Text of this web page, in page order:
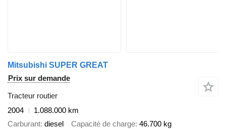
Mitsubishi SUPER GREAT
Prix sur demande
Tracteur routier
2004
1.088.000 km
Carburant diesel Capacité de charge 46.700 kg